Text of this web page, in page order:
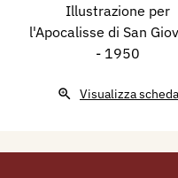
Illustrazione per
l'Apocalisse di San
- 1950
Visualizza scheda